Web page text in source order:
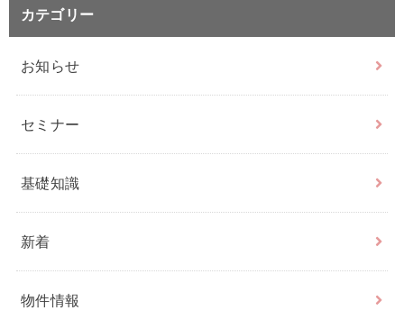
カテゴリー
お知らせ
セミナー
基礎知識
新着
物件情報